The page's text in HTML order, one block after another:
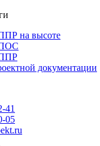
на высоте
ПОС
ППР
документации
41
05